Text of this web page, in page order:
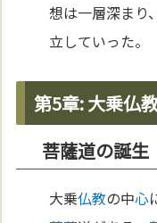
想は一層深まり
立していった。
第5章: 大乗仏
菩薩道の誕生
大乗仏教の中心